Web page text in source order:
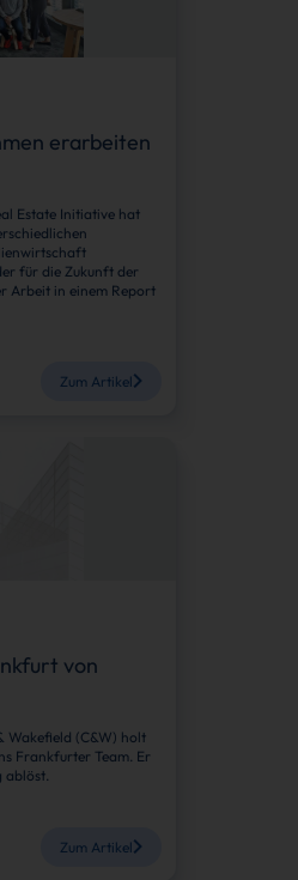
erarbeiten
Estate Initiative hat
für die Zukunft der
Arbeit in einem Report
Zum Artikel
von
Wakefield (C&W) holt
Frankfurter Team. Er
Zum Artikel
Seine Funktionalität ist identisch mit der